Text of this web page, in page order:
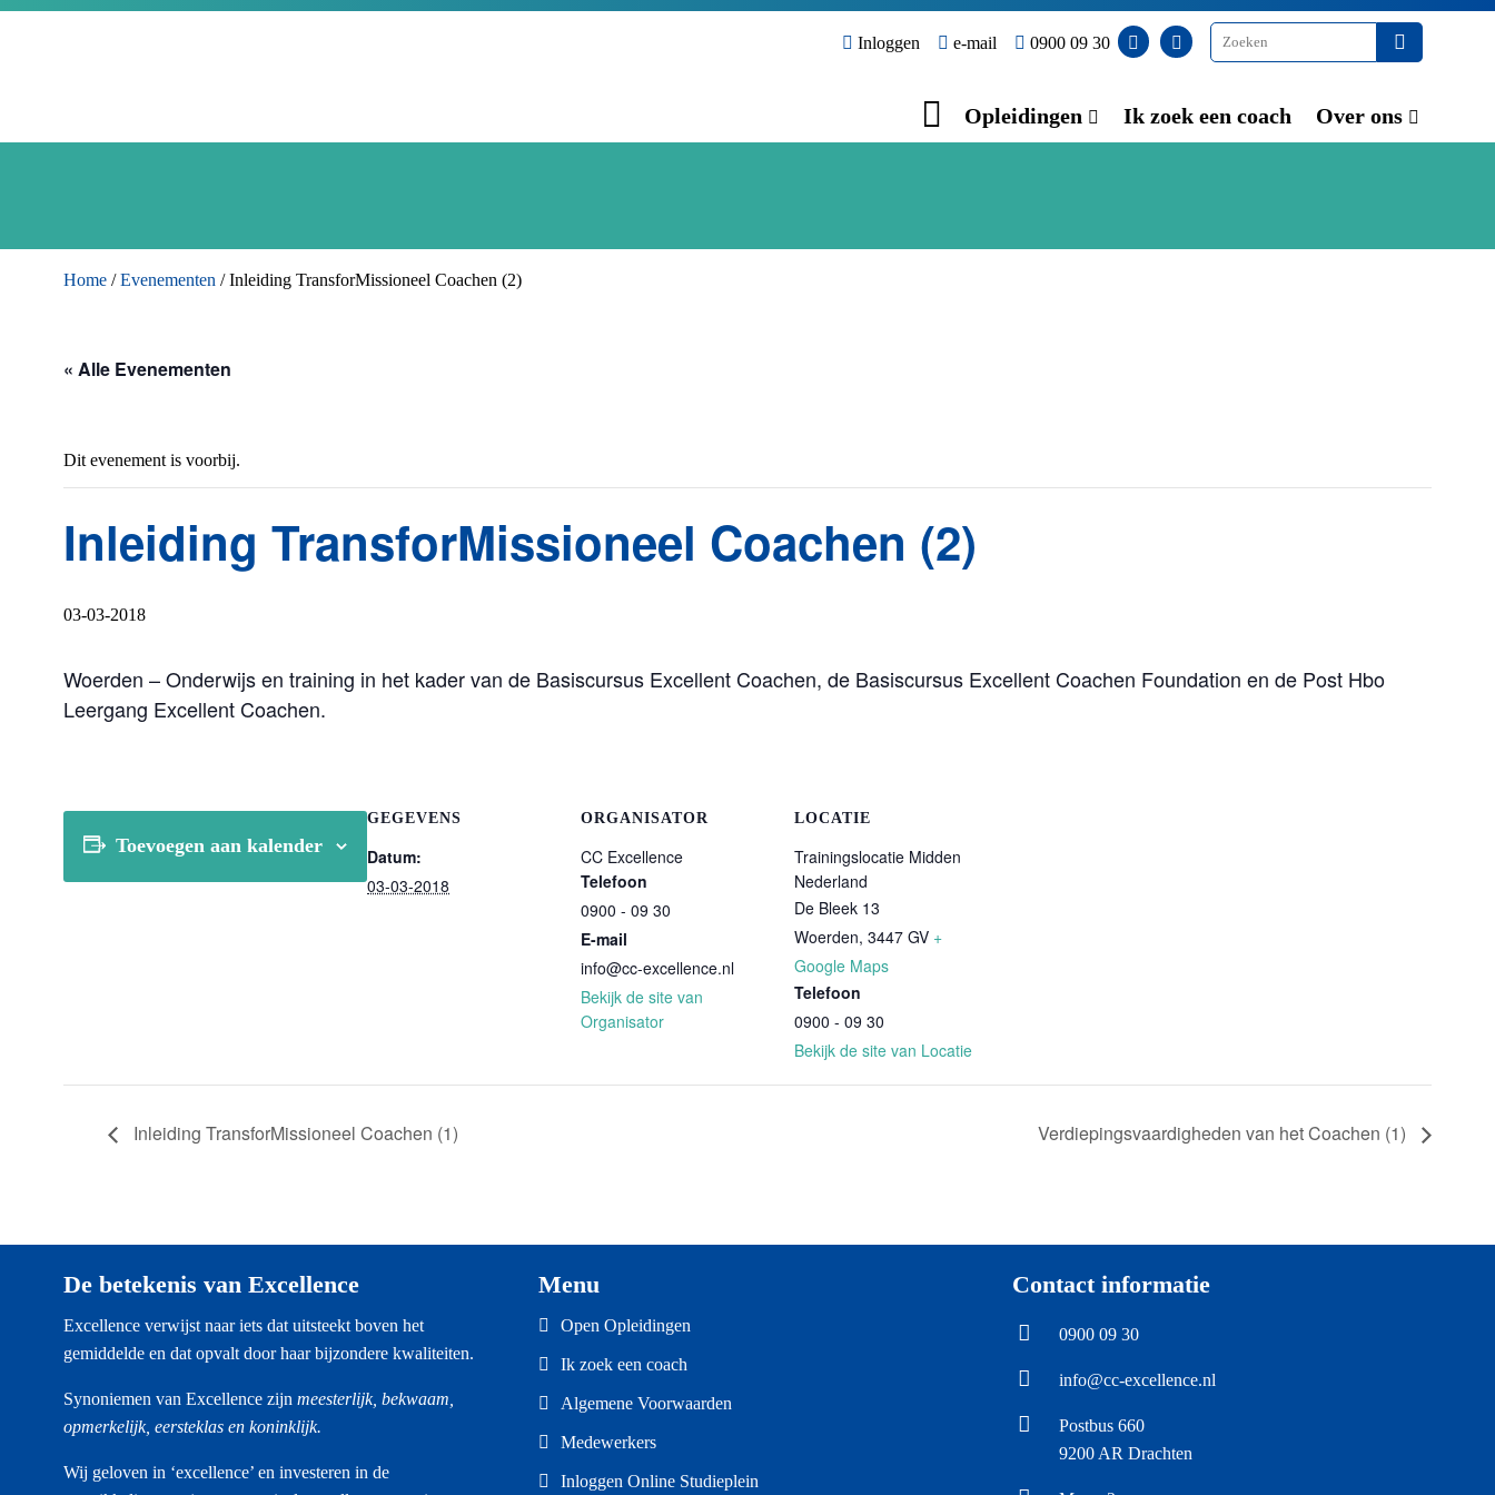
Inloggen e-mail 0900 09 30
Opleidingen Ik zoek een coach Over ons
Home /Evenementen /Inleiding TransforMissioneel Coachen (2)
« Alle Evenementen
Dit evenement is voorbij.
Inleiding TransforMissioneel Coachen (2)
03-03-2018
Woerden – Onderwijs en training in het kader van de Basiscursus Excellent Coachen, de Basiscursus Excellent Coachen Foundation en de Post Hbo
Leergang Excellent Coachen.
Toevoegen aan kalender
GEGEVENS
Datum:
03-03-2018
ORGANISATOR
CC Excellence
Telefoon
0900 - 09 30
E-mail
info@cc-excellence.nl
Bekijk de site van
Organisator
LOCATIE
Trainingslocatie Midden
Nederland
De Bleek 13
Woerden, 3447 GV +
Google Maps
Telefoon
0900 - 09 30
Bekijk de site van Locatie
Inleiding TransforMissioneel Coachen (1) Verdiepingsvaardigheden van het Coachen (1)
De betekenis van Excellence
Excellence verwijst naar iets dat uitsteekt boven het
gemiddelde en dat opvalt door haar bijzondere kwaliteiten.
Synoniemen van Excellence zijn meesterlijk, bekwaam,
opmerkelijk, eersteklas en koninklijk.
Wij geloven in ‘excellence’ en investeren in de
Menu
Open Opleidingen
Ik zoek een coach
Algemene Voorwaarden
Medewerkers
Inloggen Online Studieplein
Contact informatie
0900 09 30
info@cc-excellence.nl
Postbus 660
9200 AR Drachten